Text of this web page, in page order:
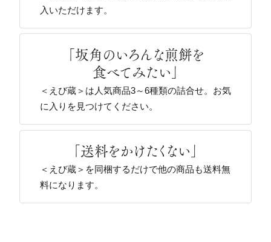
入いただけます。
「坂角のいろんな煎餅を
食べてみたい」
＜えび蔵＞は人気商品3～6種類の詰合せ。お気
に入りを見つけてください。
「送料をかけたくない」
＜えび蔵＞を同梱するだけで他の商品も送料無
料になります。